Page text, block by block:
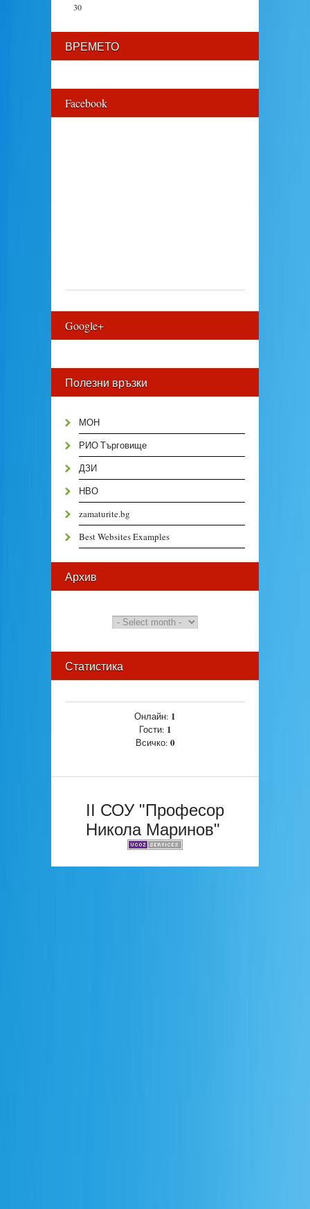
30
ВРЕМЕТО
Facebook
Google+
Полезни връзки
МОН
РИО Търговище
ДЗИ
НВО
zamaturite.bg
Best Websites Examples
Архив
Статистика
Онлайн: 1
Гости: 1
Всичко: 0
II СОУ "Професор
Никола Маринов"